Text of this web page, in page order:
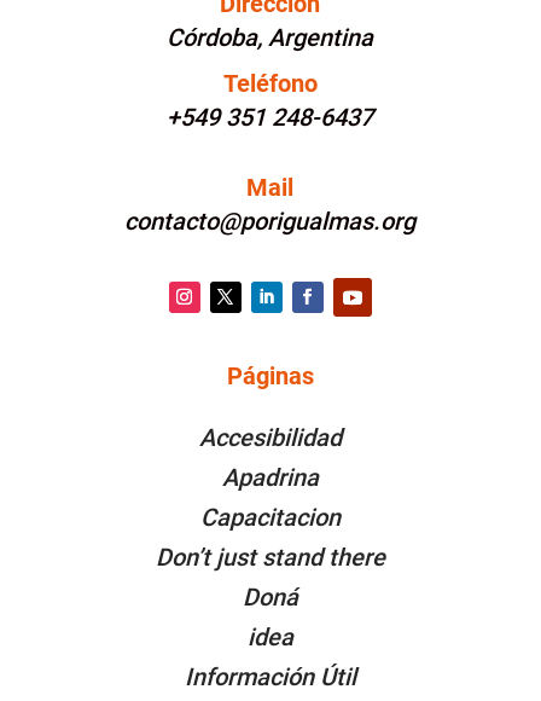
Córdoba, Argentina
Teléfono
+549 351 248-6437
Mail
contacto@porigualmas.org
Facebook
Páginas
Accesibilidad
Apadrina
Capacitacion
Don’t just stand there
Doná
idea
Información Útil